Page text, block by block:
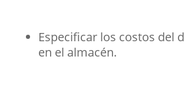
Especificar los costos del
en el almacén.